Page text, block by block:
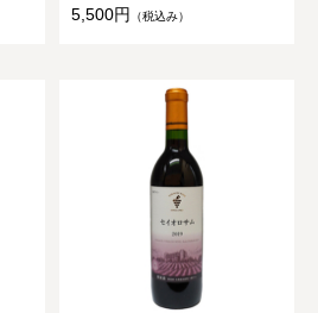
5,500円
（税込み）